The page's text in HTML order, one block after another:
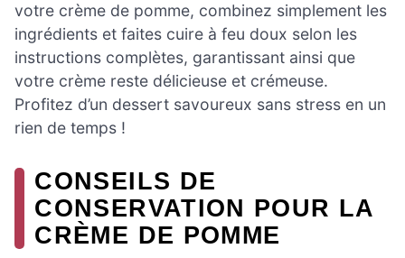
votre crème de pomme, combinez simplement les
ingrédients et faites cuire à feu doux selon les
instructions complètes, garantissant ainsi que
votre crème reste délicieuse et crémeuse.
Profitez d’un dessert savoureux sans stress en un
rien de temps !
CONSEILS DE
CONSERVATION POUR LA
CRÈME DE POMME